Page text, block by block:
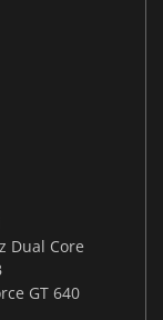
Dual Core
GT 640